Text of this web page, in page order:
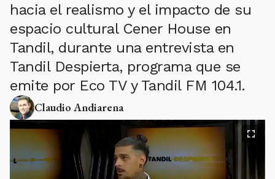
hacia el realismo y el impacto de su
espacio cultural Cener House en
Tandil, durante una entrevista en
Tandil Despierta, programa que se
emite por Eco TV y Tandil FM 104.1.
Claudio Andiarena